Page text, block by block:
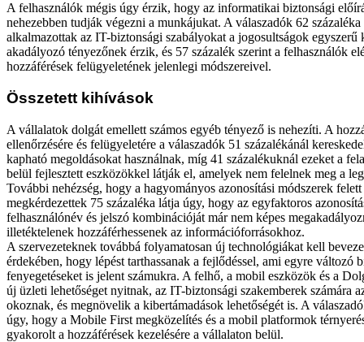
A felhasználók mégis úgy érzik, hogy az informatikai biztonsági
nehezebben tudják végezni a munkájukat. A válaszadók 62 százaléka
alkalmazottak az IT-biztonsági szabályokat a jogosultságok egyszerű
akadályozó tényezőnek érzik, és 57 százalék szerint a felhasználók
hozzáférések felügyeletének jelenlegi módszereivel.
Összetett kihívások
A vállalatok dolgát emellett számos egyéb tényező is nehezíti. A
ellenőrzésére és felügyeletére a válaszadók 51 százalékánál
kapható megoldásokat használnak, míg 41 százalékuknál ezeket a
belül fejlesztett eszközökkel látják el, amelyek nem felelnek meg a
További nehézség, hogy a hagyományos azonosítási módszerek
megkérdezettek 75 százaléka látja úgy, hogy az egyfaktoros
felhasználónév és jelszó kombinációját már nem képes
illetéktelenek hozzáférhessenek az információforrásokhoz.
A szervezeteknek továbbá folyamatosan új technológiákat kell
érdekében, hogy lépést tarthassanak a fejlődéssel, ami egyre változó
fenyegetéseket is jelent számukra. A felhő, a mobil eszközök és a
új üzleti lehetőséget nyitnak, az IT-biztonsági szakemberek számára
okoznak, és megnövelik a kibertámadások lehetőségét is. A
úgy, hogy a Mobile First megközelítés és a mobil platformok
gyakorolt a hozzáférések kezelésére a vállalaton belül.